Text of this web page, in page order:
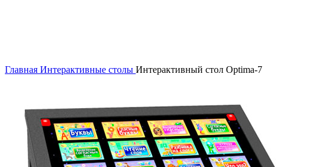
Главная Интерактивные столы Интерактивный стол Optima-7